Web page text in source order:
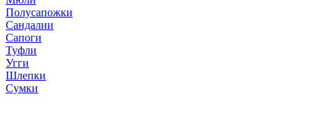
Полусапожки
Сандалии
Сапоги
Туфли
Угги
Шлепки
Сумки